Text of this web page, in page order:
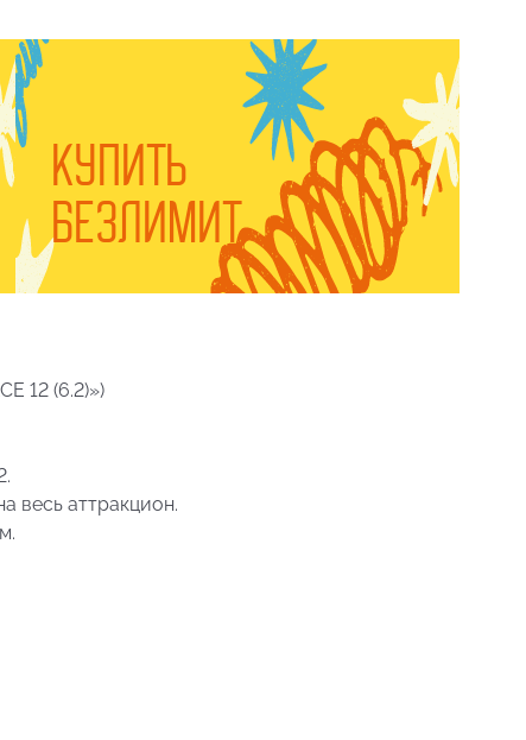
КУПИТЬ
БЕЗЛИМИТ
12 (6.2)»)
весь аттракцион.
и позвоночника, эпилепсией, умственными